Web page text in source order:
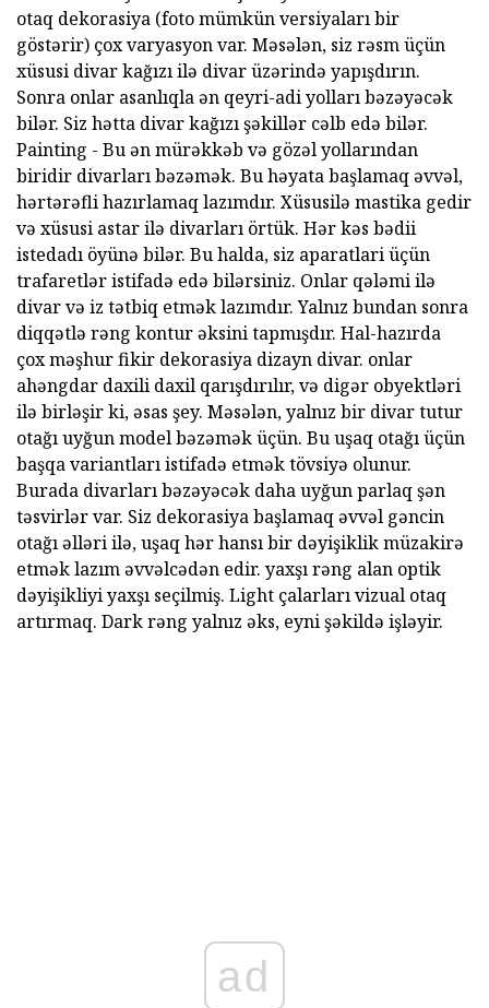
otaq dekorasiya (foto mümkün versiyaları bir
göstərir) çox varyasyon var. Məsələn, siz rəsm üçün
xüsusi divar kağızı ilə divar üzərində yapışdırın.
Sonra onlar asanlıqla ən qeyri-adi yolları bəzəyəcək
bilər. Siz hətta divar kağızı şəkillər cəlb edə bilər.
Painting - Bu ən mürəkkəb və gözəl yollarından
biridir divarları bəzəmək. Bu həyata başlamaq əvvəl,
hərtərəfli hazırlamaq lazımdır. Xüsusilə mastika gedir
və xüsusi astar ilə divarları örtük. Hər kəs bədii
istedadı öyünə bilər. Bu halda, siz aparatlari üçün
trafaretlər istifadə edə bilərsiniz. Onlar qələmi ilə
divar və iz tətbiq etmək lazımdır. Yalnız bundan sonra
diqqətlə rəng kontur əksini tapmışdır. Hal-hazırda
çox məşhur fikir dekorasiya dizayn divar. onlar
ahəngdar daxili daxil qarışdırılır, və digər obyektləri
ilə birləşir ki, əsas şey. Məsələn, yalnız bir divar tutur
otağı uyğun model bəzəmək üçün. Bu uşaq otağı üçün
başqa variantları istifadə etmək tövsiyə olunur.
Burada divarları bəzəyəcək daha uyğun parlaq şən
təsvirlər var. Siz dekorasiya başlamaq əvvəl gəncin
otağı əlləri ilə, uşaq hər hansı bir dəyişiklik müzakirə
etmək lazım əvvəlcədən edir. yaxşı rəng alan optik
dəyişikliyi yaxşı seçilmiş. Light çalarları vizual otaq
artırmaq. Dark rəng yalnız əks, eyni şəkildə işləyir.
ad